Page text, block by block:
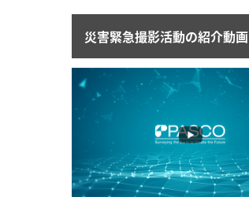
災害緊急撮影活動の紹介動画